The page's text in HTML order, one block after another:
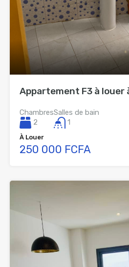
Appartement F3 à louer
Chambres
2
Salles de bain
1
À Louer
250 000 FCFA